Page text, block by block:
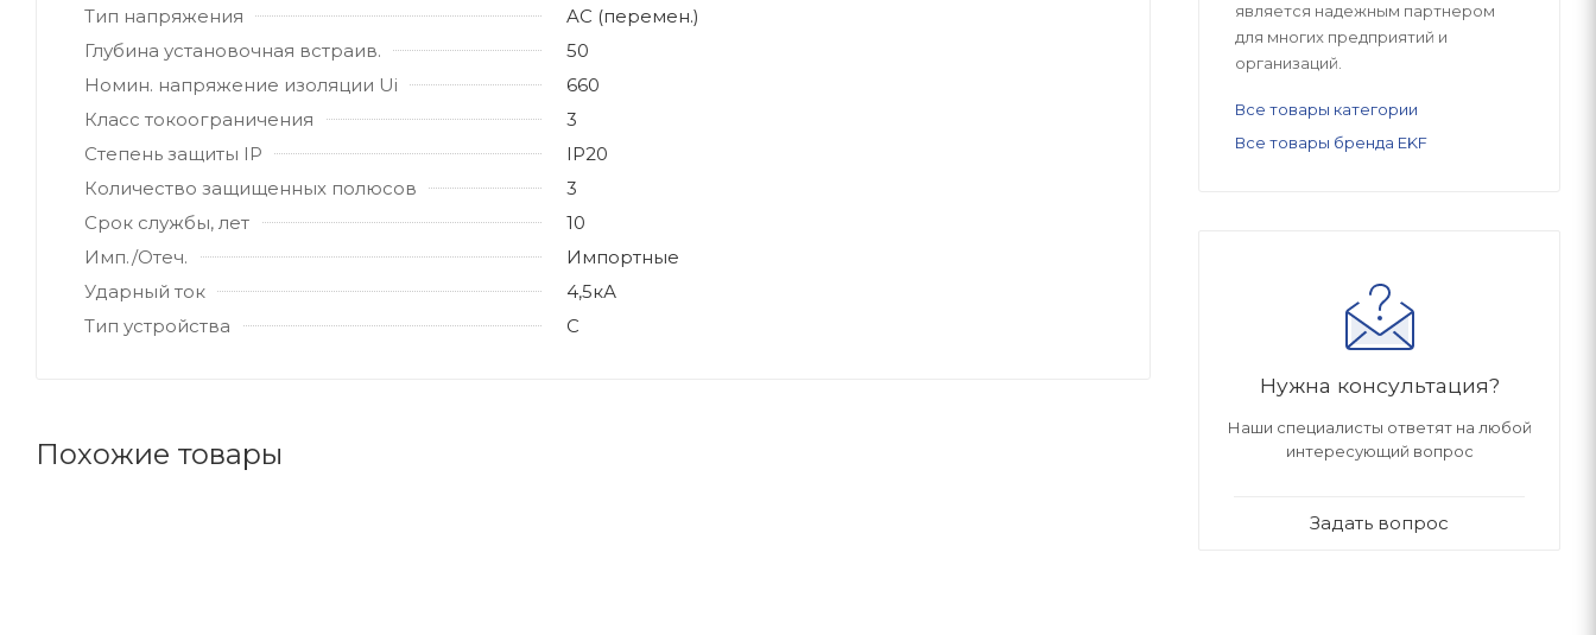
Тип напряжения
AC (перемен.)
Глубина установочная встраив.
50
Номин. напряжение изоляции Ui
660
Класс токоограничения
3
Степень защиты IP
IP20
Количество защищенных полюсов
3
Срок службы, лет
10
Имп./Отеч.
Импортные
Ударный ток
4,5кА
Тип устройства
C
Похожие товары
является надежным партнером
для многих предприятий и
организаций.
Все товары категории
Все товары бренда EKF
Нужна консультация?
Наши специалисты ответят на любой
интересующий вопрос
Задать вопрос